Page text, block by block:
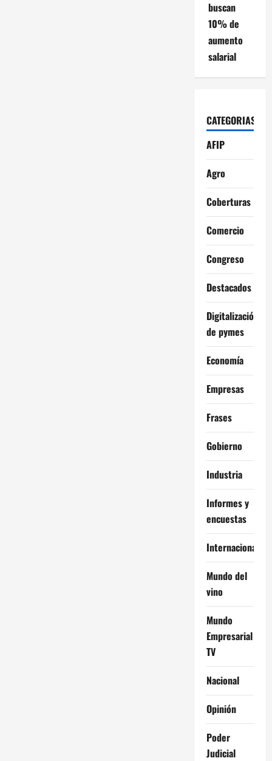
buscan
10% de
aumento
salarial
CATEGORIAS
AFIP
Agro
Coberturas
Comercio
Congreso
Destacados
Digitalización
de pymes
Economía
Empresas
Frases
Gobierno
Industria
Informes y
encuestas
Internacional
Mundo del
vino
Mundo
Empresarial
TV
Nacional
Opinión
Poder
Judicial